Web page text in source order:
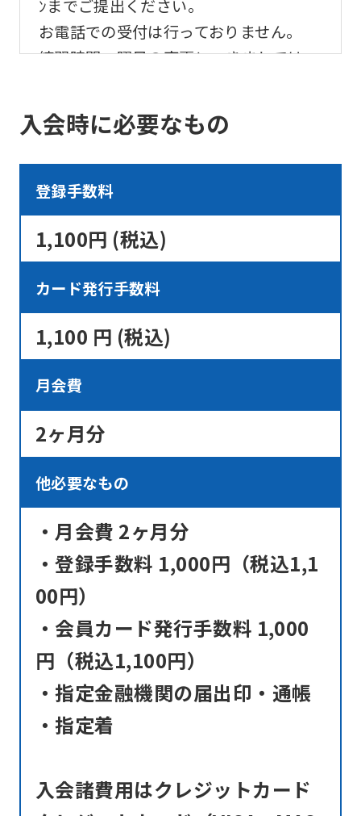
ﾝまでご提出ください。
お電話での受付は行っておりません。
練習時間・曜日の変更につきましては、
変更届けをご提出ください。
ｺｰｽ変更手数料は、無料です。
入会時に必要なもの
登録手数料
1,100円 (税込)
カード発行手数料
1,100 円 (税込)
月会費
2ヶ月分
他必要なもの
・月会費 2ヶ月分
・登録手数料 1,000円（税込1,1
00円）
・会員カード発行手数料 1,000
円（税込1,100円）
・指定金融機関の届出印・通帳
・指定着
入会諸費用はクレジットカード